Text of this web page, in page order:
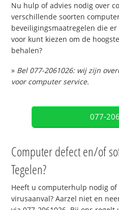
Nu hulp of advies nodig over
verschillende soorten
beveiligingsmaatregelen die
voor kunt kiezen om de
behalen?
» Bel 077-2061026: wij zijn
voor computer service.
077-
Computer defect en/of
Tegelen?
Heeft u computerhulp nodig
virusaanval? Aarzel niet en